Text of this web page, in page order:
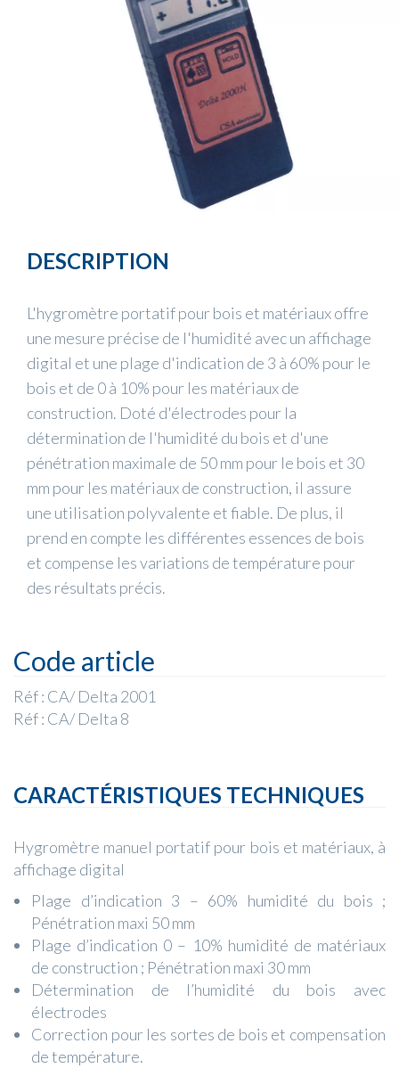
DESCRIPTION
L'hygromètre portatif pour bois et matériaux offre
une mesure précise de l'humidité avec un affichage
digital et une plage d'indication de 3 à 60% pour le
bois et de 0 à 10% pour les matériaux de
construction. Doté d'électrodes pour la
détermination de l'humidité du bois et d'une
pénétration maximale de 50 mm pour le bois et 30
mm pour les matériaux de construction, il assure
une utilisation polyvalente et fiable. De plus, il
prend en compte les différentes essences de bois
et compense les variations de température pour
des résultats précis.
Code article
Réf : CA/ Delta 2001
Réf : CA/ Delta 8
CARACTÉRISTIQUES TECHNIQUES
Hygromètre manuel portatif pour bois et matériaux, à
affichage digital
Plage d’indication 3 – 60% humidité du bois ;
Pénétration maxi 50 mm
Plage d’indication 0 – 10% humidité de matériaux
de construction ; Pénétration maxi 30 mm
Détermination de l’humidité du bois avec
électrodes
Correction pour les sortes de bois et compensation
de température.